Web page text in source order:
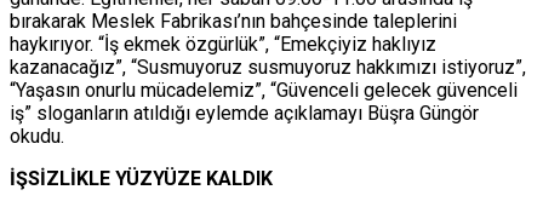
bırakarak Meslek Fabrikası’nın bahçesinde taleplerini
haykırıyor. “İş ekmek özgürlük”, “Emekçiyiz haklıyız
kazanacağız”, “Susmuyoruz susmuyoruz hakkımızı istiyoruz”,
“Yaşasın onurlu mücadelemiz”, “Güvenceli gelecek güvenceli
iş” sloganların atıldığı eylemde açıklamayı Büşra Güngör
okudu.
İŞSİZLİKLE YÜZYÜZE KALDIK